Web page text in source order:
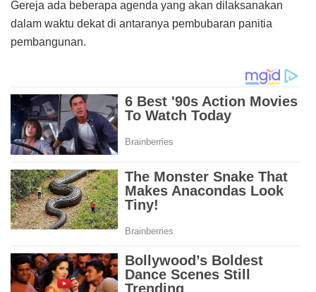
Gereja ada beberapa agenda yang akan dilaksanakan
dalam waktu dekat di antaranya pembubaran panitia
pembangunan.